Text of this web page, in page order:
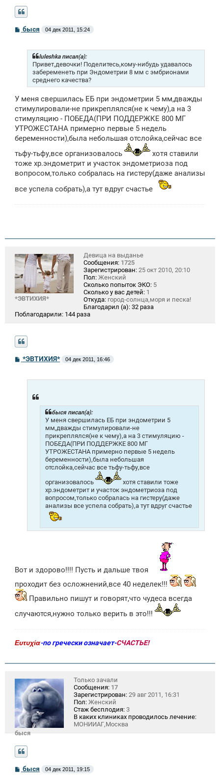
Сбыся 04 дек 2011, 15:24
luleshka писал(а):
Привет,девочки! Поделитесь,кому-нибудь удавалось
забеременеть при Эндометрии 8 мм с эмбрионами
среднего качества?
У меня свершилась ЕБ при эндометрии 5 мм,дважды
стимулировали-не прикреплялся(не к чему),а на 3
стимуляцию - ПОБЕДА(ПРИ ПОДДЕРЖКЕ 800 МГ
УТРОЖЕСТАНА примерно первые 5 недель
беременности),была небольшая отслойка,сейчас все
тьфу-тьфу,все организовалось
хотя ставили
тоже хр.эндометрит и участок эндометриоза под
вопросом,только собралась на гистеру(даже анализы
все успела собрать),а тут вдруг счастье
*ЭВТИХИЯ*
Девица на выданье
Сообщения: 1725
Зарегистрирован: 25 окт 2010, 20:10
Пол: Женский
Сколько попыток ЭКО: 5
Сколько у вас детей: 1
Откуда: город-солнца,моря и песка!
Благодарил (а): 32 раза
Поблагодарили: 144 раза
С*ЭВТИХИЯ* 04 дек 2011, 16:46
быся писал(а):
У меня свершилась ЕБ при эндометрии 5
мм,дважды стимулировали-не
прикреплялся(не к чему),а на 3 стимуляцию -
ПОБЕДА(ПРИ ПОДДЕРЖКЕ 800 МГ
УТРОЖЕСТАНА примерно первые 5 недель
беременности),была небольшая
отслойка,сейчас все тьфу-тьфу,все
организовалось
хотя ставили тоже
хр.эндометрит и участок эндометриоза под
вопросом,только собралась на гистеру(даже
анализы все успела собрать),а тут вдруг счастье
Вот и здорово!!!! Пусть и дальше твоя
проходит без осложнений,все 40 неделек!!!
Правильно пишут и говорят,что чудеса всегда
случаются,нужно только верить в это!!!
Ευτυχία-по гречески означает-СЧАСТЬЕ!
быся
Только зачали
Сообщения: 17
Зарегистрирован: 29 авг 2011, 16:31
Пол: Женский
Стаж бесплодия: 3
В каких клиниках проводилось лечение:
МОНИИАГ,Москва
Сбыся 04 дек 2011, 19:15